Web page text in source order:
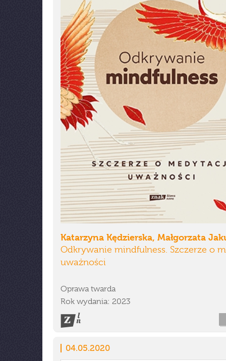
Katarzyna Kędzierska, Małgorzata
Odkrywanie mindfulness. Szczerze o
uważności
Oprawa twarda
Rok wydania: 2023
04.05.2020